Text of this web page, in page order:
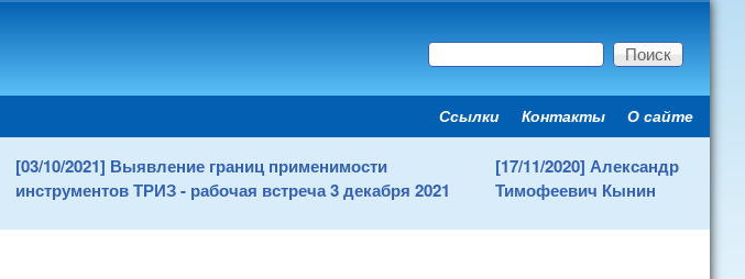
Форма поиска
Поиск
Secondary menu
Ссылки Контакты О сайте
[03/10/2021] Выявление границ применимости
инструментов ТРИЗ - рабочая встреча 3 декабря 2021
[17/11/2020] Александр
Тимофеевич Кынин